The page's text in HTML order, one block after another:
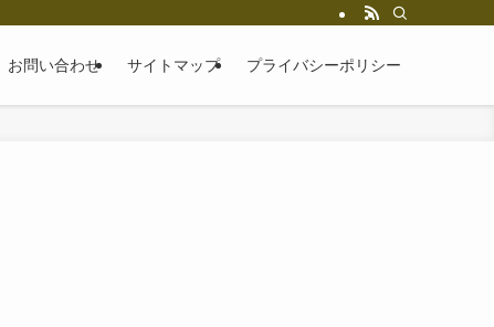
お問い合わせ サイトマップ プライバシーポリシー